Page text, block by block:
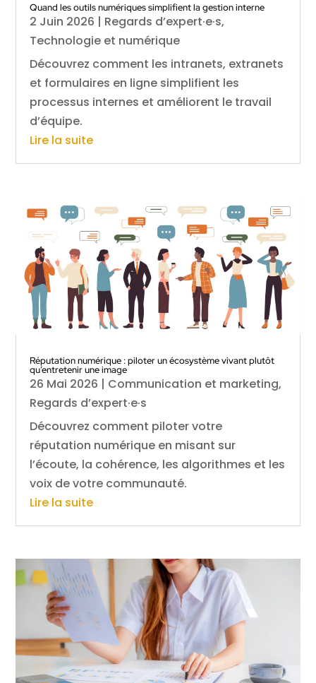
Quand les outils numériques simplifient la gestion interne
2 Juin 2026 | Regards d’expert·e·s,
Technologie et numérique
Découvrez comment les intranets, extranets
et formulaires en ligne simplifient les
processus internes et améliorent le travail
d’équipe.
Lire la suite
Réputation numérique : piloter un écosystème vivant plutôt
qu’entretenir une image
26 Mai 2026 | Communication et marketing,
Regards d’expert·e·s
Découvrez comment piloter votre
réputation numérique en misant sur
l’écoute, la cohérence, les algorithmes et les
voix de votre communauté.
Lire la suite